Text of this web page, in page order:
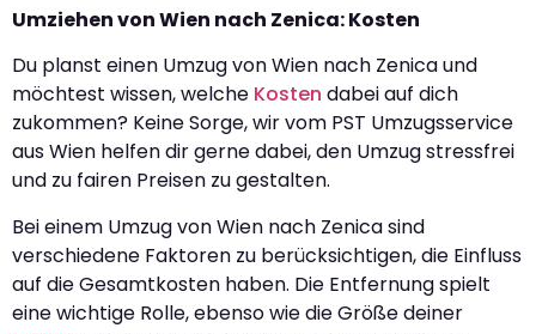
Umziehen von Wien nach Zenica: Kosten
Du planst einen Umzug von Wien nach Zenica und
möchtest wissen, welche Kosten dabei auf dich
zukommen? Keine Sorge, wir vom PST Umzugsservice
aus Wien helfen dir gerne dabei, den Umzug stressfrei
und zu fairen Preisen zu gestalten.
Bei einem Umzug von Wien nach Zenica sind
verschiedene Faktoren zu berücksichtigen, die Einfluss
auf die Gesamtkosten haben. Die Entfernung spielt
eine wichtige Rolle, ebenso wie die Größe deiner